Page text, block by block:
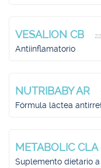
VESALION CB
Antiinflamatorio
NUTRIBABY AR
Fórmula láctea
METABOLIC CLA
Suplemento dietario